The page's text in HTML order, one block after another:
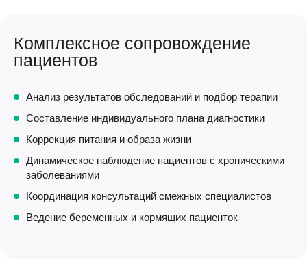
Комплексное сопровождение
пациентов
Анализ результатов обследований и подбор терапии
Составление индивидуального плана диагностики
Коррекция питания и образа жизни
Динамическое наблюдение пациентов с хроническими
заболеваниями
Координация консультаций смежных специалистов
Ведение беременных и кормящих пациенток